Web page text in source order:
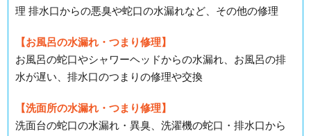
理 排水口からの悪臭や蛇口の水漏れなど、その他の修理
【お風呂の水漏れ・つまり修理】
お風呂の蛇口やシャワーヘッドからの水漏れ、お風呂の排
水が遅い、排水口のつまりの修理や交換
【洗面所の水漏れ・つまり修理】
洗面台の蛇口の水漏れ・異臭、洗濯機の蛇口・排水口から